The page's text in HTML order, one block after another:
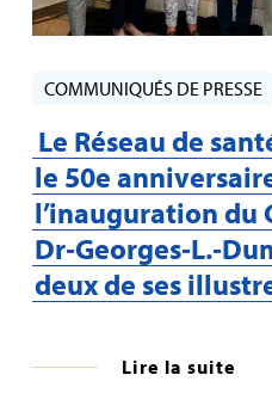
COMMUNIQUÉS DE PRESSE
Le Réseau de
le 50e
l’inauguration du
deux de ses
Lire la suite